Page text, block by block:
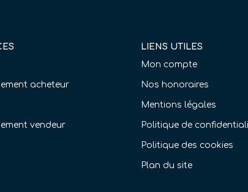
acheteur
vendeur
LIENS UTILES
Mon compte
Nos honoraires
Mentions légales
Politique de
Politique des cookies
Plan du site